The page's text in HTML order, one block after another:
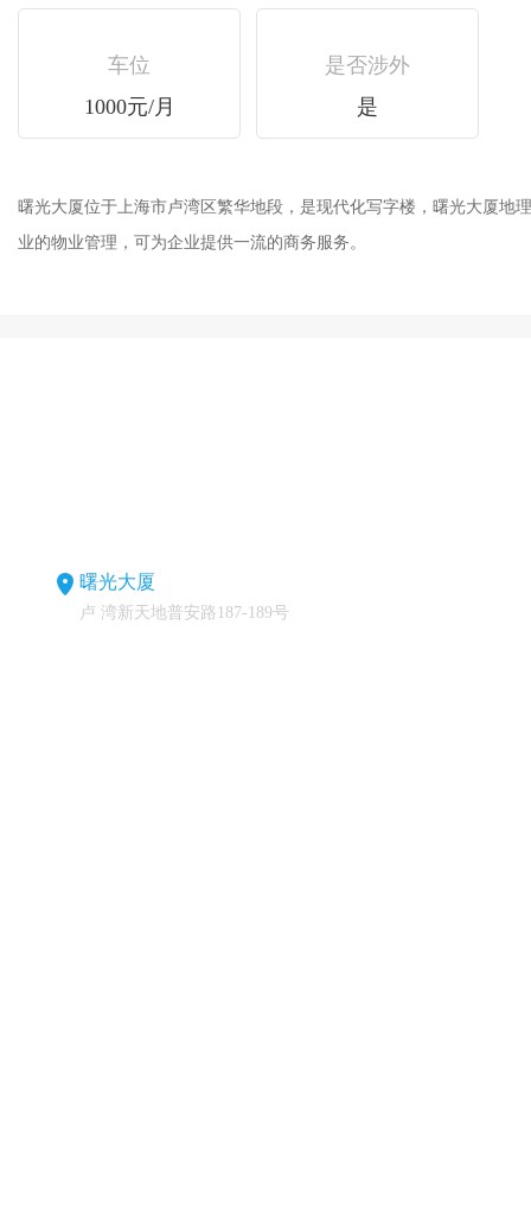
车位
1000元/月
是否涉外
是
曙光大厦位于上海市卢湾区繁华地段，是现代化写字楼，曙光大厦地理
业的物业管理，可为企业提供一流的商务服务。
曙光大厦
卢 湾新天地普安路187-189号